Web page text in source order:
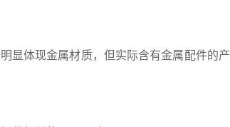
显体现金属材质，但实际含有金属配件的产